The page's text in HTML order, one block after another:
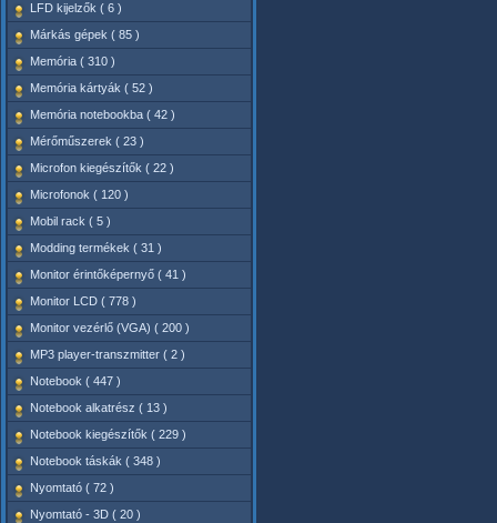
LFD kijelzők ( 6 )
Márkás gépek ( 85 )
Memória ( 310 )
Memória kártyák ( 52 )
Memória notebookba ( 42 )
Mérőműszerek ( 23 )
Microfon kiegészítők ( 22 )
Microfonok ( 120 )
Mobil rack ( 5 )
Modding termékek ( 31 )
Monitor érintőképernyő ( 41 )
Monitor LCD ( 778 )
Monitor vezérlő (VGA) ( 200 )
MP3 player-transzmitter ( 2 )
Notebook ( 447 )
Notebook alkatrész ( 13 )
Notebook kiegészítők ( 229 )
Notebook táskák ( 348 )
Nyomtató ( 72 )
Nyomtató - 3D ( 20 )